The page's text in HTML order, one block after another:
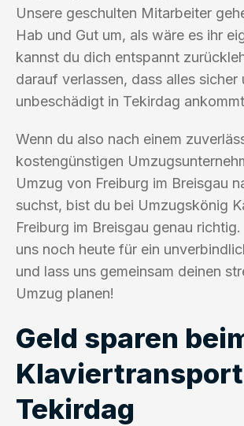
Unsere geschulten Mitarbeiter
Hab und Gut um, als wäre es ihr
kannst du dich entspannt
darauf verlassen, dass alles sicher
unbeschädigt in Tekirdag
Wenn du also nach einem
kostengünstigen
Umzug von Freiburg im Breisgau
suchst, bist du bei Umzugskönig
Freiburg im Breisgau genau
uns noch heute für ein
und lass uns gemeinsam deinen
Umzug planen!
Geld sparen
Tekirdag